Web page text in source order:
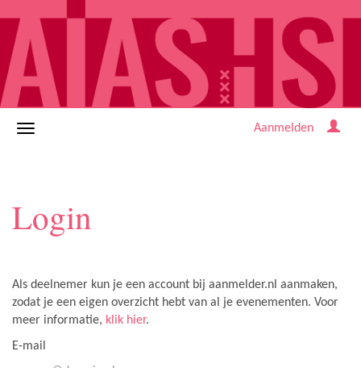
Aanmelden
Login
Als deelnemer kun je een account bij aanmelder.nl aanmaken,
zodat je een eigen overzicht hebt van al je evenementen. Voor
meer informatie, klik hier.
E-mail